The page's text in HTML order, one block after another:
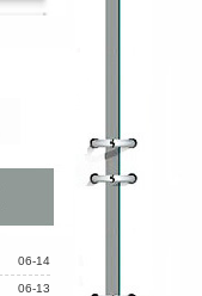
06-14
06-13